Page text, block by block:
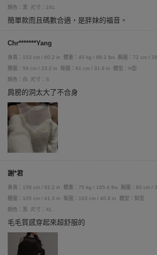
顏色：黑
尺寸：2XL
簡單款而且碼數合適，是胖妹的福音。
Chr*******Yang
身高：153 cm / 60.2 in 體重：40 kg / 88.2 lbs
胸圍：72 cm /
腰圍：59 cm / 23.2 in
臀圍：81 cm / 31.9 in
體型：H型
顏色：白
尺寸：S
肩膀的洞太大了不合身
謝*君
身高：158 cm / 62.2 in 體重：75 kg / 165.4 lbs
胸圍：80 cm /
腰圍：105 cm / 41.3 in
臀圍：103 cm / 40.6 in
體型：梨型
顏色：黑
尺寸：XL
毛毛質感穿起來超舒服的